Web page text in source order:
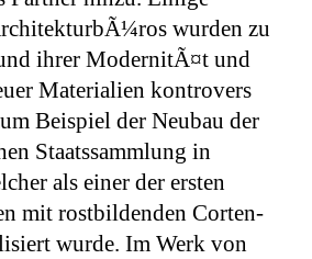
wurden zu
ihrer ModernitÃ¤t und
Materialien kontrovers
Beispiel der Neubau der
Staatssammlung in
als einer der ersten
mit rostbildenden Corten-
wurde. Im Werk von